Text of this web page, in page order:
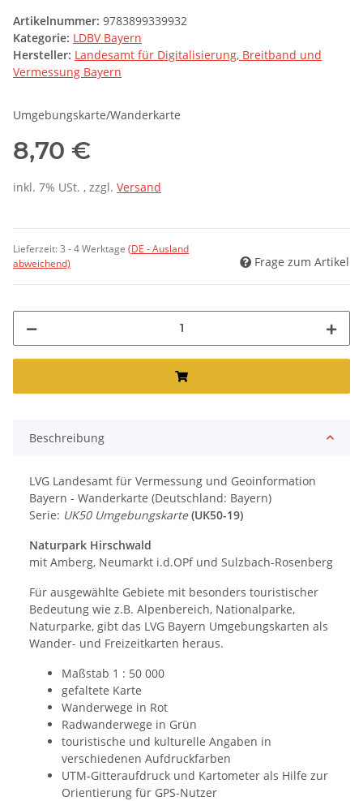
Artikelnummer: 9783899339932
Kategorie: LDBV Bayern
Hersteller: Landesamt für Digitalisierung, Breitband und
Vermessung Bayern
Umgebungskarte/Wanderkarte
8,70 €
inkl. 7% USt. , zzgl. Versand
Lieferzeit:3 - 4 Werktage (DE - Ausland
abweichend)
Frage zum Artikel
Beschreibung
LVG Landesamt für Vermessung und Geoinformation
Bayern - Wanderkarte (Deutschland: Bayern)
Serie: UK50 Umgebungskarte(UK50-19)
Naturpark Hirschwald
mit Amberg, Neumarkt i.d.OPf und Sulzbach-Rosenberg
Für ausgewählte Gebiete mit besonders touristischer
Bedeutung wie z.B. Alpenbereich, Nationalparke,
Naturparke, gibt das LVG Bayern Umgebungskarten als
Wander- und Freizeitkarten heraus.
Maßstab 1 : 50 000
gefaltete Karte
Wanderwege in Rot
Radwanderwege in Grün
touristische und kulturelle Angaben in
verschiedenen Aufdruckfarben
UTM-Gitteraufdruck und Kartometer als Hilfe zur
Orientierung für GPS-Nutzer